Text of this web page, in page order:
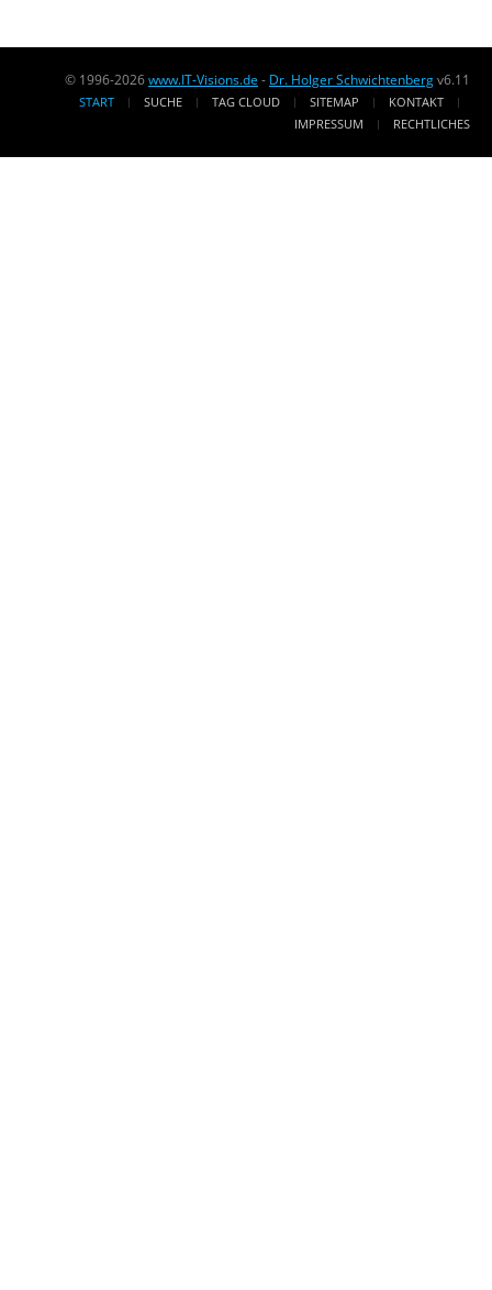
© 1996-2026www.IT-Visions.de - Dr. Holger Schwichtenbergv6.11
START SUCHE TAG CLOUD SITEMAP
KONTAKT
IMPRESSUM
RECHTLICHES